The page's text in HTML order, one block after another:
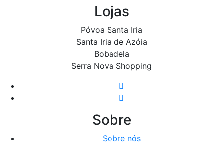
Lojas
Póvoa Santa Iria
Santa Iria de Azóia
Bobadela
Serra Nova Shopping
Sobre
Sobre nós